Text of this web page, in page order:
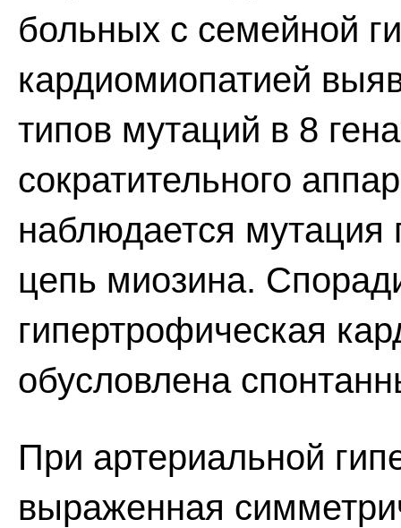
больных с семейной
кардиомиопатией
типов мутаций в 8
сократительного
наблюдается
цепь миозина.
гипертрофическая
обусловлена
При артериальной
выраженная